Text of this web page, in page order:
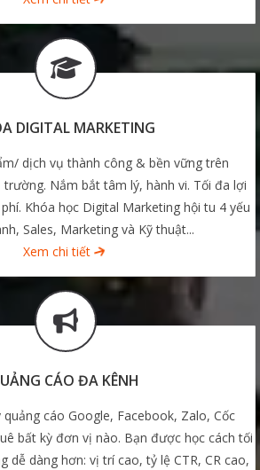
DIGITAL MARKETING
dịch vụ thành công & bền vững trên
Nắm bắt tâm lý, hành vi. Tối đa lợi
Khóa học Digital Marketing hội tu 4 yếu
Sales, Marketing và Kỹ thuật...
Xem chi tiết
CÁO ĐA KÊNH
cáo Google, Facebook, Zalo, Cốc
bất kỳ đơn vị nào. Bạn được học cách tối
dễ dàng hơn: vị trí cao, tỷ lệ CTR, CR cao,